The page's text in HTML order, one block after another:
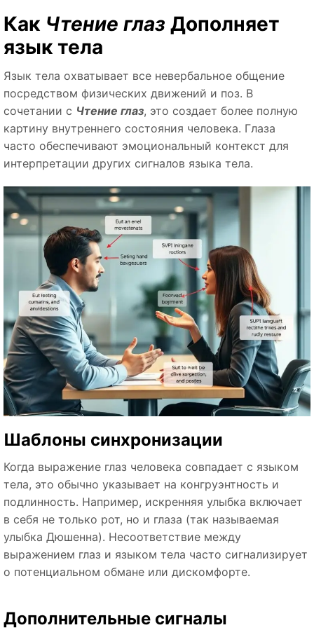
Как Чтение глаз Дополняет
язык тела
Язык тела охватывает все невербальное общение
посредством физических движений и поз. В
сочетании с Чтение глаз, это создает более полную
картину внутреннего состояния человека. Глаза
часто обеспечивают эмоциональный контекст для
интерпретации других сигналов языка тела.
Шаблоны синхронизации
Когда выражение глаз человека совпадает с языком
тела, это обычно указывает на конгруэнтность и
подлинность. Например, искренняя улыбка включает
в себя не только рот, но и глаза (так называемая
улыбка Дюшенна). Несоответствие между
выражением глаз и языком тела часто сигнализирует
о потенциальном обмане или дискомфорте.
Дополнительные сигналы